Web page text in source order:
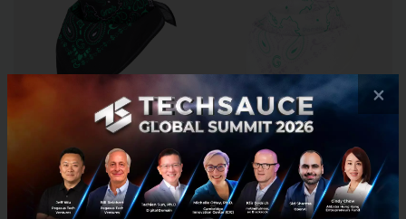
เพื่อเป็นการเฉลิมฉลองการเปิดตัวคอลเลกชันนี้ Pomelo
จะจัดงาน Pomelo X Grab Livestream Show สุดพิเศษบน
×